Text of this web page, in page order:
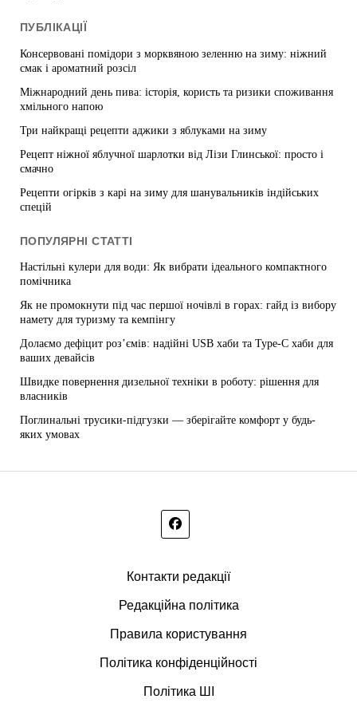
ПУБЛІКАЦІЇ
Консервовані помідори з морквяною зеленню на зиму: ніжний
смак і ароматний розсіл
Міжнародний день пива: історія, користь та ризики споживання
хмільного напою
Три найкращі рецепти аджики з яблуками на зиму
Рецепт ніжної яблучної шарлотки від Лізи Глинської: просто і
смачно
Рецепти огірків з карі на зиму для шанувальників індійських
спецій
ПОПУЛЯРНІ СТАТТІ
Настільні кулери для води: Як вибрати ідеального компактного
помічника
Як не промокнути під час першої ночівлі в горах: гайд із вибору
намету для туризму та кемпінгу
Долаємо дефіцит роз’ємів: надійні USB хаби та Type-C хаби для
ваших девайсів
Швидке повернення дизельної техніки в роботу: рішення для
власників
Поглинальні трусики-підгузки — зберігайте комфорт у будь-
яких умовах
Контакти редакції
Редакційна політика
Правила користування
Політика конфіденційності
Політика ШІ